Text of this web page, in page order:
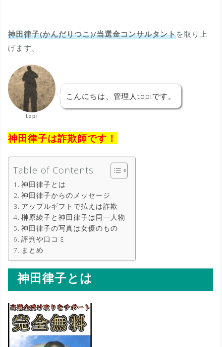
神田律子(かんだりつこ)/当選金コンサルタントを取り上
げます。
topi
こんにちは、管理人topiです。
神田律子は詐欺師です！
Table of Contents
神田律子とは
神田律子からのメッセージ
アップルギフトで払えは詐欺
榊原綾子と神田律子は同一人物
神田律子の写真は女優のもの
評判や口コミ
まとめ
神田律子とは